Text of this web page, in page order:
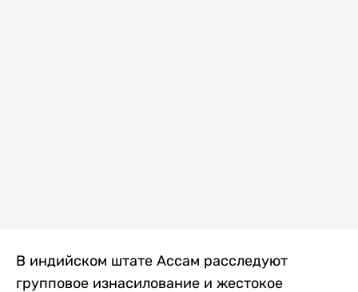
В индийском штате Ассам расследуют
групповое изнасилование и жестокое